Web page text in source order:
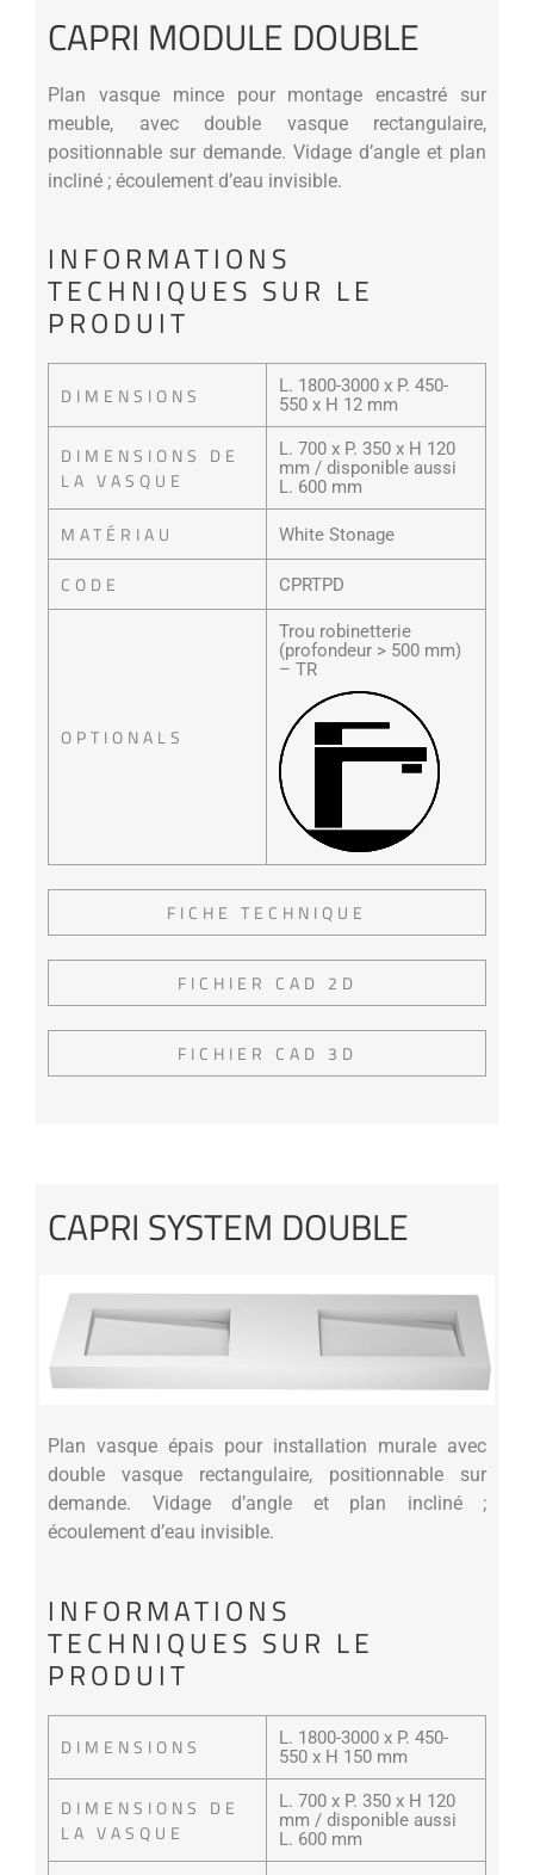
CAPRI MODULE DOUBLE
Plan vasque mince pour montage encastré sur
meuble, avec double vasque rectangulaire,
positionnable sur demande. Vidage d’angle et plan
incliné ; écoulement d’eau invisible.
INFORMATIONS
TECHNIQUES SUR LE
PRODUIT
DIMENSIONS
L. 1800-3000 x P. 450-
550 x H 12 mm
DIMENSIONS DE
LA VASQUE
L. 700 x P. 350 x H 120
mm / disponible aussi
L. 600 mm
MATÉRIAU White Stonage
CODE CPRTPD
OPTIONALS
Trou robinetterie
(profondeur > 500 mm)
– TR
FICHE TECHNIQUE
FICHIER CAD 2D
FICHIER CAD 3D
CAPRI SYSTEM DOUBLE
Plan vasque épais pour installation murale avec
double vasque rectangulaire, positionnable sur
demande. Vidage d’angle et plan incliné ;
écoulement d’eau invisible.
INFORMATIONS
TECHNIQUES SUR LE
PRODUIT
DIMENSIONS
L. 1800-3000 x P. 450-
550 x H 150 mm
DIMENSIONS DE
LA VASQUE
L. 700 x P. 350 x H 120
mm / disponible aussi
L. 600 mm